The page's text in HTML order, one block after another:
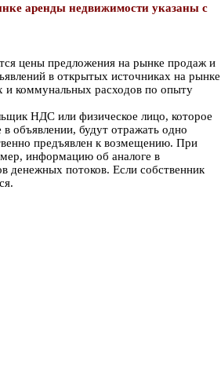
аренды недвижимости указаны с
цены предложения на рынке продаж и
в открытых источниках на рынке
и коммунальных расходов по опыту
НДС или физическое лицо, которое
объявлении, будут отражать одно
предъявлен к возмещению. При
информацию об аналоге в
денежных потоков. Если собственник